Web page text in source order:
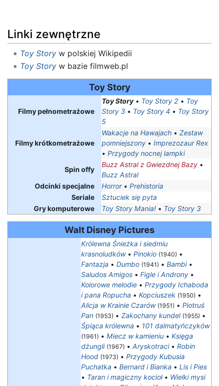
Linki zewnętrzne
Toy Storyw polskiej Wikipedii
Toy Storyw bazie filmweb.pl
Toy Story
Filmy pełnometrażowe
Toy Story• Toy Story 2 • Toy
Story 3 • Toy Story 4 • Toy Story
5
Filmy krótkometrażowe
Wakacje na Hawajach • Zestaw
pomniejszony • Imprezozaur Rex
• Przygody nocnej lampki
Spin offy
Buzz Astral z Gwiezdnej Bazy •
Buzz Astral
Odcinki specjalne
Horror• Prehistoria
Seriale
Sztuciek się pyta
Gry komputerowe
Toy Story Mania! • Toy Story 3
Walt Disney Pictures
Królewna Śnieżka i siedmiu
krasnoludków• Pinokio (1940) •
Fantazja • Dumbo (1941) • Bambi•
Saludos Amigos • Figle i Androny •
Kolorowe melodie • Przygody Ichaboda
i pana Ropucha • Kopciuszek (1950) •
Alicja w Krainie Czarów (1951) • Piotruś
Pan (1953) • Zakochany kundel (1955) •
Śpiąca królewna • 101 dalmatyńczyków
(1961) • Miecz w kamieniu • Księga
dżungli (1967) • Aryskotraci• Robin
Hood (1973) • Przygody Kubusia
Puchatka • Bernard i Bianka • Lis i Pies
• Taran i magiczny kocioł• Wielki mysi